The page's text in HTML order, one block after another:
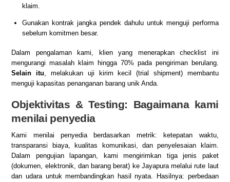
klaim.
Gunakan kontrak jangka pendek dahulu untuk menguji performa
sebelum komitmen besar.
Dalam pengalaman kami, klien yang menerapkan checklist ini
mengurangi masalah klaim hingga 70% pada pengiriman berulang.
Selain itu , melakukan uji kirim kecil (trial shipment) membantu
menguji kapasitas penanganan barang unik Anda.
Objektivitas & Testing: Bagaimana kami
menilai penyedia
Kami menilai penyedia berdasarkan metrik: ketepatan waktu,
transparansi biaya, kualitas komunikasi, dan penyelesaian klaim.
Dalam pengujian lapangan, kami mengirimkan tiga jenis paket
(dokumen, elektronik, dan barang berat) ke Jayapura melalui rute laut
dan udara untuk membandingkan hasil nyata. Hasilnya: perbedaan